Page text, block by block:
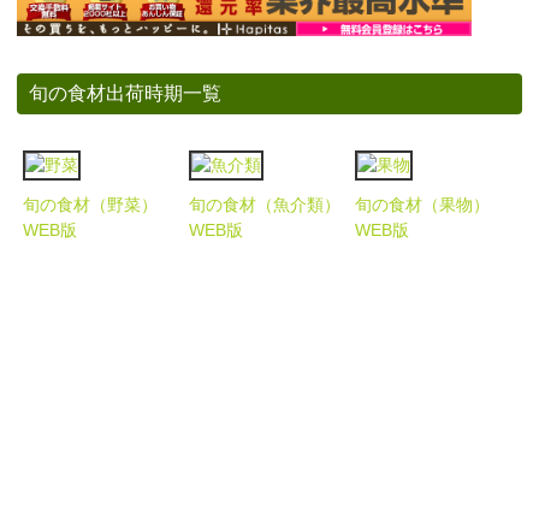
旬の食材出荷時期一覧
旬の食材（野菜）
WEB版
旬の食材（魚介類）
WEB版
旬の食材（果物）
WEB版